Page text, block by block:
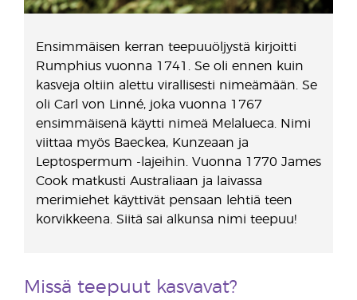
Ensimmäisen kerran teepuuöljystä kirjoitti
Rumphius vuonna 1741. Se oli ennen kuin
kasveja oltiin alettu virallisesti nimeämään. Se
oli Carl von Linné, joka vuonna 1767
ensimmäisenä käytti nimeä Melalueca. Nimi
viittaa myös Baeckea, Kunzeaan ja
Leptospermum -lajeihin. Vuonna 1770 James
Cook matkusti Australiaan ja laivassa
merimiehet käyttivät pensaan lehtiä teen
korvikkeena. Siitä sai alkunsa nimi teepuu!
Missä teepuut kasvavat?